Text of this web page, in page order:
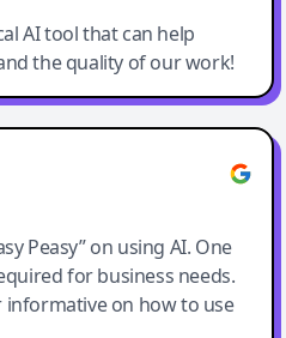
AI tool that can help
the quality of our work!
Peasy” on using AI. One
for business needs.
on how to use